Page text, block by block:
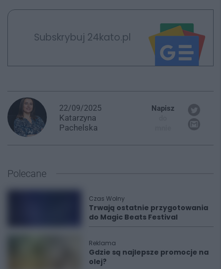
Subskrybuj 24kato.pl
22/09/2025
Katarzyna
Pachelska
Napisz
Polecane
Czas Wolny
Trwają ostatnie przygotowania
do Magic Beats Festival
Reklama
Gdzie są najlepsze promocje na
olej?